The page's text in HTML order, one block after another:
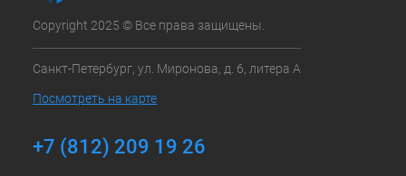
Copyright 2025 © Все права защищены.
Санкт-Петербург, ул. Миронова, д. 6, литера А
Посмотреть на карте
+7 (812) 209 19 26